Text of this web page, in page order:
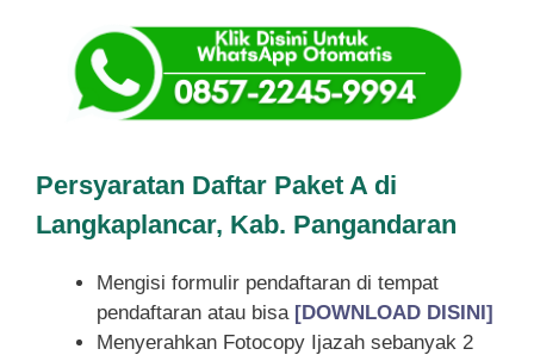
Persyaratan Daftar Paket A di
Langkaplancar, Kab. Pangandaran
Mengisi formulir pendaftaran di tempat
pendaftaran atau bisa [DOWNLOAD DISINI]
Menyerahkan Fotocopy Ijazah sebanyak 2